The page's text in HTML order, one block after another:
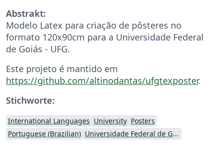
Abstrakt:
Modelo Latex para criação de pôsteres no
formato 120x90cm para a Universidade Federal
de Goiás - UFG.
Este projeto é mantido em
https://github.com/altinodantas/ufgtexposter.
Stichworte:
International Languages University Posters
Portuguese (Brazilian)
Universidade Federal de Goiás